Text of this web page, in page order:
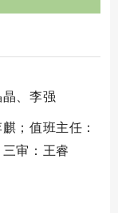
、李强
；值班主任：
审：王睿